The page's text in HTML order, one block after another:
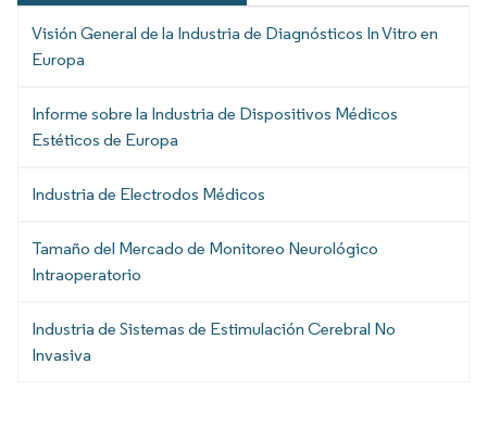
Visión General de la Industria de Diagnósticos In Vitro en
Europa
Informe sobre la Industria de Dispositivos Médicos
Estéticos de Europa
Industria de Electrodos Médicos
Tamaño del Mercado de Monitoreo Neurológico
Intraoperatorio
Industria de Sistemas de Estimulación Cerebral No
Invasiva